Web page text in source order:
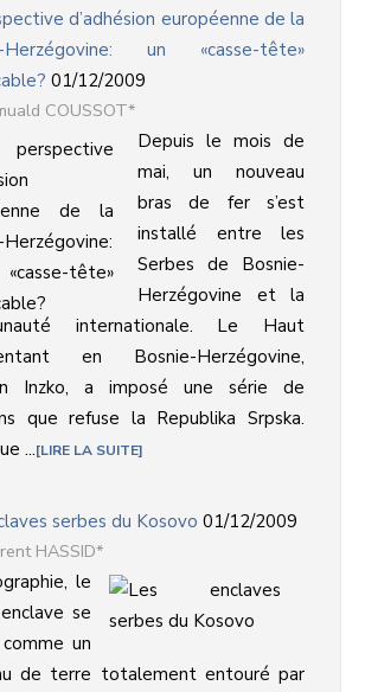
d’adhésion européenne de la
Herzégovine: un «casse-tête»
01/12/2009
COUSSOT*
Depuis le mois de
mai, un nouveau
bras de fer s’est
installé entre les
Serbes de Bosnie-
Herzégovine et la
internationale. Le Haut
en Bosnie-Herzégovine,
Inzko, a imposé une série de
que refuse la Republika Srpska.
... LIRE LA SUITE
serbes du Kosovo 01/12/2009
HASSID*
le
se
un
de terre totalement entouré par